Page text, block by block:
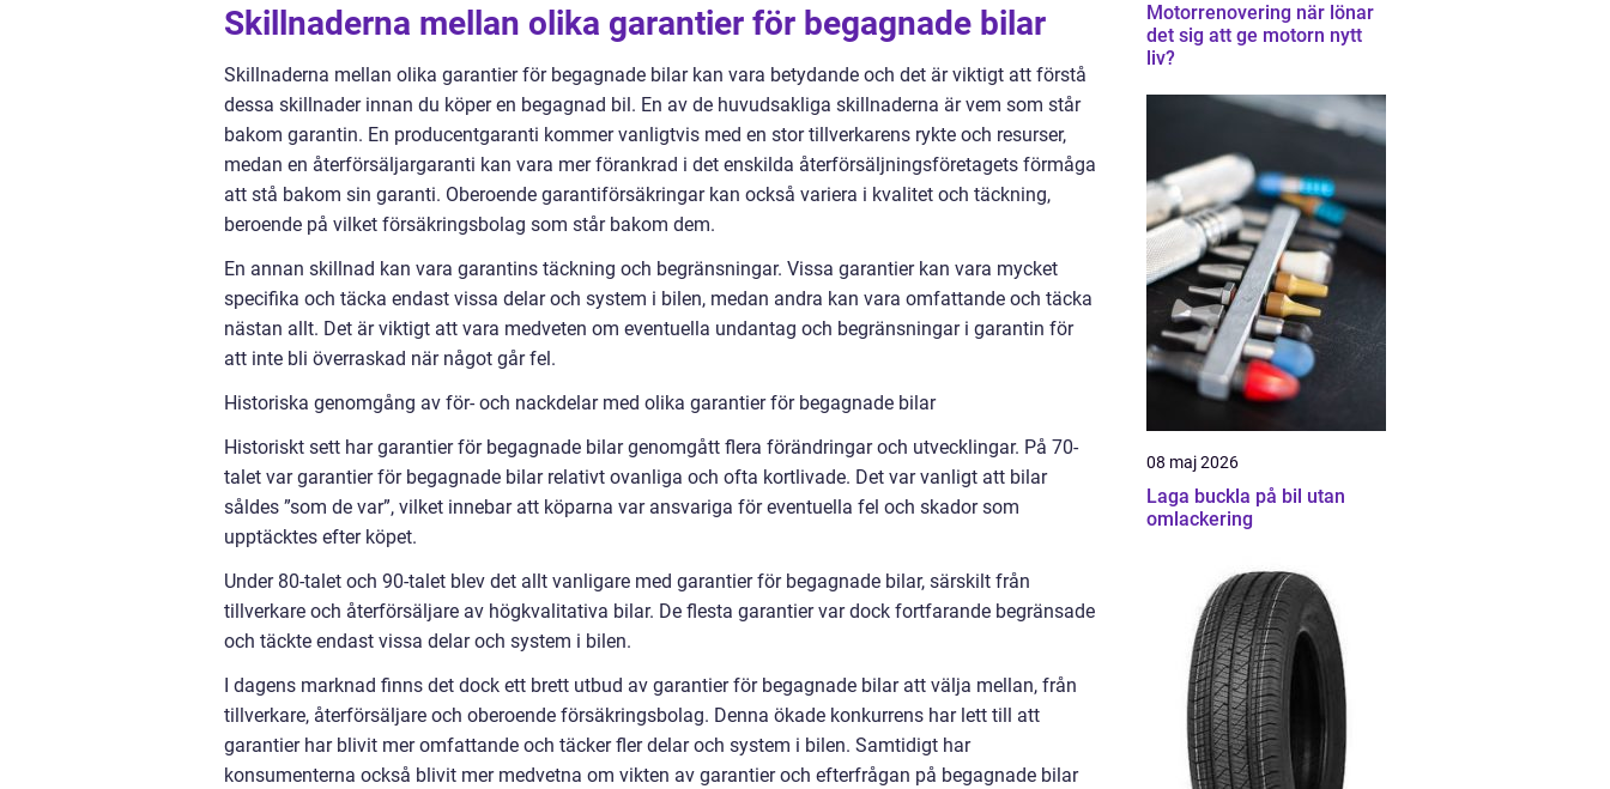
Skillnaderna mellan olika garantier för begagnade bilar
Skillnaderna mellan olika garantier för begagnade bilar kan vara betydande och det är viktigt att förstå
dessa skillnader innan du köper en begagnad bil. En av de huvudsakliga skillnaderna är vem som står
bakom garantin. En producentgaranti kommer vanligtvis med en stor tillverkarens rykte och resurser,
medan en återförsäljargaranti kan vara mer förankrad i det enskilda återförsäljningsföretagets förmåga
att stå bakom sin garanti. Oberoende garantiförsäkringar kan också variera i kvalitet och täckning,
beroende på vilket försäkringsbolag som står bakom dem.
En annan skillnad kan vara garantins täckning och begränsningar. Vissa garantier kan vara mycket
specifika och täcka endast vissa delar och system i bilen, medan andra kan vara omfattande och täcka
nästan allt. Det är viktigt att vara medveten om eventuella undantag och begränsningar i garantin för
att inte bli överraskad när något går fel.
Historiska genomgång av för- och nackdelar med olika garantier för begagnade bilar
Historiskt sett har garantier för begagnade bilar genomgått flera förändringar och utvecklingar. På 70-
talet var garantier för begagnade bilar relativt ovanliga och ofta kortlivade. Det var vanligt att bilar
såldes ”som de var”, vilket innebar att köparna var ansvariga för eventuella fel och skador som
upptäcktes efter köpet.
Under 80-talet och 90-talet blev det allt vanligare med garantier för begagnade bilar, särskilt från
tillverkare och återförsäljare av högkvalitativa bilar. De flesta garantier var dock fortfarande begränsade
och täckte endast vissa delar och system i bilen.
I dagens marknad finns det dock ett brett utbud av garantier för begagnade bilar att välja mellan, från
tillverkare, återförsäljare och oberoende försäkringsbolag. Denna ökade konkurrens har lett till att
garantier har blivit mer omfattande och täcker fler delar och system i bilen. Samtidigt har
konsumenterna också blivit mer medvetna om vikten av garantier och efterfrågan på begagnade bilar
Motorrenovering när lönar
det sig att ge motorn nytt
liv?
08 maj 2026
Laga buckla på bil utan
omlackering